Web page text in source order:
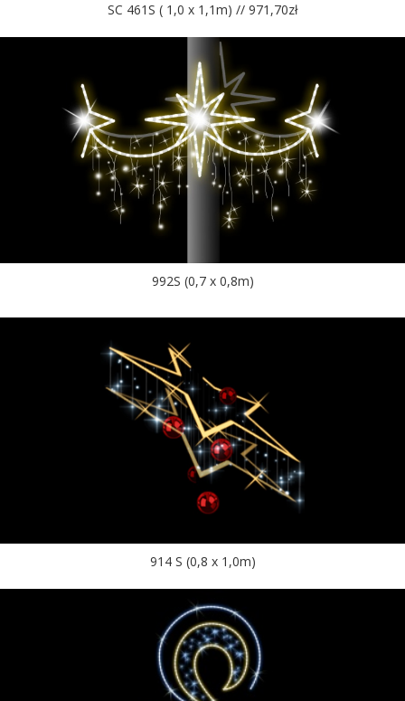
SC 461S ( 1,0 x 1,1m) // 971,70zł
992S (0,7 x 0,8m)
914 S (0,8 x 1,0m)